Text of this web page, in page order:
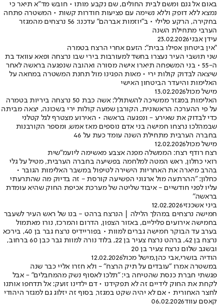
באום אל גנם ומשם לבית החולים, שם נקבע מותו • חובש מד״א תיאר כי
נמצא ללא דופק וללא נשימה עם פציעות חודרות קשות • המשטרה פתחה
בחקירה, הרקע פלילי • ב"יוזמות אברהם" עדכנו: 56 נרצחים מהמגזר
הערבי מתחילת השנה
עידן אבני23.02.2026
"אין ביטחון אפילו בבית": הזעם אחרי הרצח בטמרה
שני תושבי העיר נעצרו בחשד למעורבות בירי שבו נרצחה ופאא עוואד בת
ה-55 • בני המשפחה תיארו אישה מסורה ואהובה שנפגעה בראשה לאחר
שיצאה לבדוק קולות ירי • מאות הפגינו מול תחנת המשטרה במחאה על
האלימות והיעדר הביטחון האישי
מישל מכול13.02.2026
האלימות במגזר ממשיכה להשתולל: אשה כבת 50 נרצחה ביריות בטמרה
על פי ההערכה הראשונית, הקורבן שמעה קולות ירי בשכונה, יצאה מביתה
כדי לבדוק את שאירע - ונפגעה בראשה • האירוע מצטרף לגל קטלני
שבמהלכו נרצחו חמישה בני אדם נוספים מאז אמש, ומספר הקורבנות
בחברה הערבית מתחילת השנה עומד כעת על 46
מישל מכול12.02.2026
רצח רודף רצח: הממשלה מפנה אצבע מאשימה ליועמ"שית
רואי כחלון, ראש המטה למלחמה בפשיעה בחברה הערבית, מטיל על גלי
בהרב מיארה את האחריות הישירה לטיפול במשבר האלימות הגובר •
כחלון: "ההרתעה מול ארגוני הפשיעה קורסת - זה בדיוק מה שהתרעתי
עליו לפני חודשיים - איבוד שליטה של מערכת אכיפת החוק שהיא עומדת
בראשה"
ביני אשכנזי12.02.2026
חמישה נרצחים במהלך הלילה | הנרצח ברהט - בנו של ראש העיר לשעבר
בחמישה אירועים פליליים, באזור הצפון, הדרום והמרכז, נורו מאתמול
בערב עד הבוקר חמישה גברים למוות • בפוריידיס נרצח גבר בן 40, בירכא
נרצח בן 42, ברהט נרצח צעיר בן 22, בלוד נורה למוות גבר כבן 60 ברחוב,
ובשגב שלום נרצח צעיר בן 20
הודיה בושרי,אבי כהן,מישל מכול12.02.2026
במשטרה אמרו "עובדים על תיק הרצח" - ולא חזרו אליי כבר שנה
פגשתי חברת כנסת שהטיחה בי: "תלכו לאסוף נשק מהמחבלים" - אבל
לקחת את החוק לידיים זה לא תפקידנו • דם ילדינו זועק: אל תדחפו אותנו
לחצר האחורית • אם לא יהיה שקט במגזר, בסוף זה יזלוג גם למגזר היהודי
קאסם עווד06.02.2026